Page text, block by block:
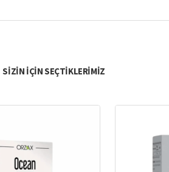
SIZIN IÇIN SEÇTIKLERIMIZ